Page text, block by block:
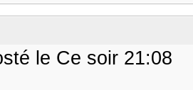
le Ce soir 21:08